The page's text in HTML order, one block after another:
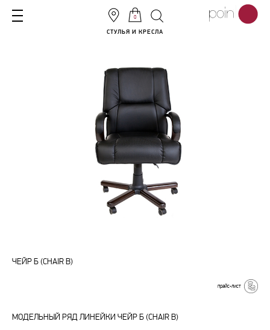
0
СТУЛЬЯ И КРЕСЛА
ЧЕЙР Б (CHAIR B)
прайс-лист
МОДЕЛЬНЫЙ РЯД ЛИНЕЙКИ ЧЕЙР Б (CHAIR B)